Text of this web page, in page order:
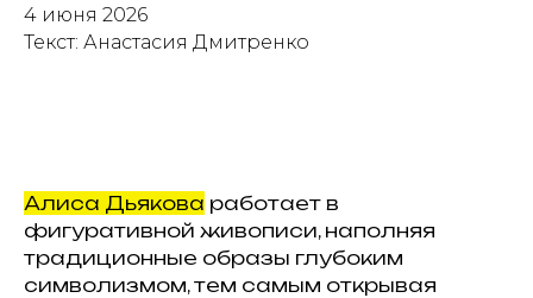
4 июня 2026
Текст: Анастасия Дмитренко
Алиса Дьякова работает в
фигуративной живописи, наполняя
традиционные образы глубоким
символизмом, тем самым открывая